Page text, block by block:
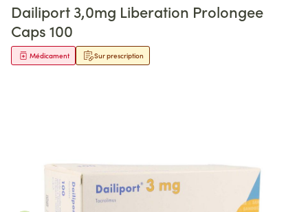
Dailiport 3,0mg Liberation Prolongee
Caps 100
Sur prescription
Médicament